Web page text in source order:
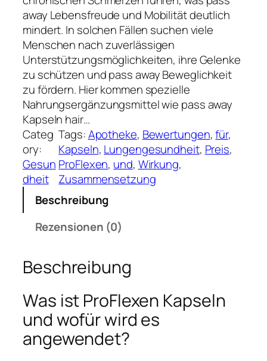
away Lebensfreude und Mobilität deutlich
mindert. In solchen Fällen suchen viele
Menschen nach zuverlässigen
Unterstützungsmöglichkeiten, ihre Gelenke
zu schützen und pass away Beweglichkeit
zu fördern. Hier kommen spezielle
Nahrungsergänzungsmittel wie pass away
Kapseln hair…
Categ
ory:
Gesun
dheit
Tags:Apotheke, Bewertungen, für
Kapseln, Lungengesundheit, Preis
ProFlexen, und, Wirkung
Zusammensetzung
Beschreibung
Rezensionen (0)
Beschreibung
Was ist ProFlexen Kapseln
und wofür wird es
angewendet?